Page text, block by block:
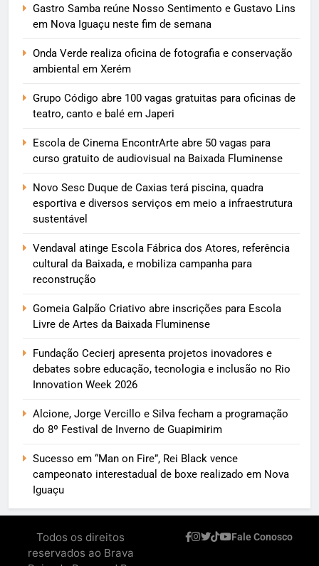
Gastro Samba reúne Nosso Sentimento e Gustavo Lins
em Nova Iguaçu neste fim de semana
Onda Verde realiza oficina de fotografia e conservação
ambiental em Xerém
Grupo Código abre 100 vagas gratuitas para oficinas de
teatro, canto e balé em Japeri
Escola de Cinema EncontrArte abre 50 vagas para
curso gratuito de audiovisual na Baixada Fluminense
Novo Sesc Duque de Caxias terá piscina, quadra
esportiva e diversos serviços em meio a infraestrutura
sustentável
Vendaval atinge Escola Fábrica dos Atores, referência
cultural da Baixada, e mobiliza campanha para
reconstrução
Gomeia Galpão Criativo abre inscrições para Escola
Livre de Artes da Baixada Fluminense
Fundação Cecierj apresenta projetos inovadores e
debates sobre educação, tecnologia e inclusão no Rio
Innovation Week 2026
Alcione, Jorge Vercillo e Silva fecham a programação
do 8º Festival de Inverno de Guapimirim
Sucesso em “Man on Fire”, Rei Black vence
campeonato interestadual de boxe realizado em Nova
Iguaçu
Todos os direitos
reservados ao Brava
Fale Conosco